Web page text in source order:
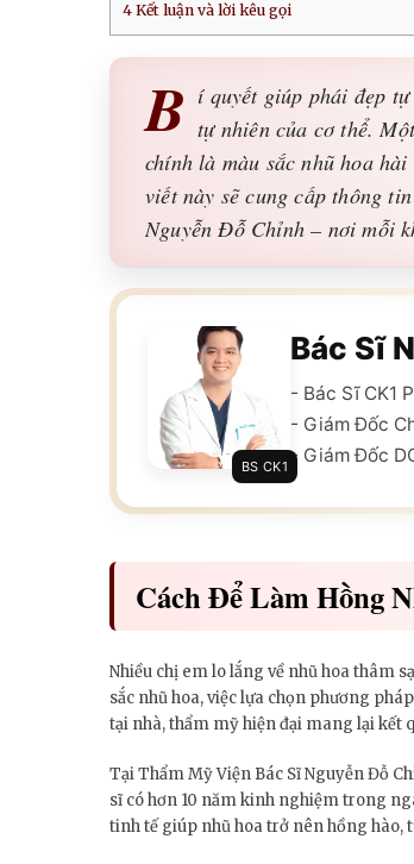
4 Kết luận và lời kêu gọi
B í quyết giúp phái đẹp
tự nhiên của cơ thể.
chính là màu sắc nhũ hoa
viết này sẽ cung cấp thông
Nguyễn Đỗ Chỉnh – nơi mỗi
BS CK1
Bác Sĩ
- Bác Sĩ CK1
- Giám Đốc
- Giám Đốc
Cách Để Làm Hồng
Nhiều chị em lo lắng về nhũ hoa thâm
sắc nhũ hoa, việc lựa chọn phương
tại nhà, thẩm mỹ hiện đại mang lại kết
Tại Thẩm Mỹ Viện Bác Sĩ Nguyễn Đỗ
sĩ có hơn 10 năm kinh nghiệm trong
tinh tế giúp nhũ hoa trở nên hồng hào,